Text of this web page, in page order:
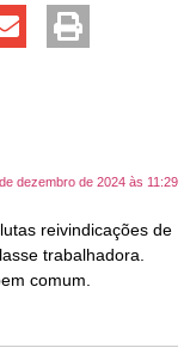
dezembro de 2024 às 11:29
reivindicações de
trabalhadora.
comum.